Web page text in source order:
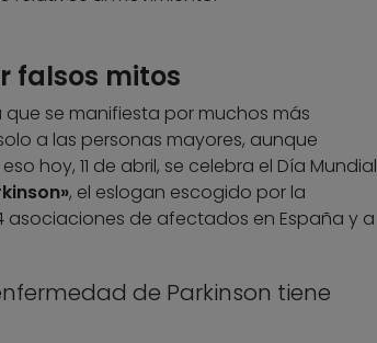
falsos mitos
se manifiesta por muchos más
a las personas mayores, aunque
hoy, 11 de abril, se celebra el Día Mundial
, el eslogan escogido por la
asociaciones de afectados en España y a
de Parkinson tiene